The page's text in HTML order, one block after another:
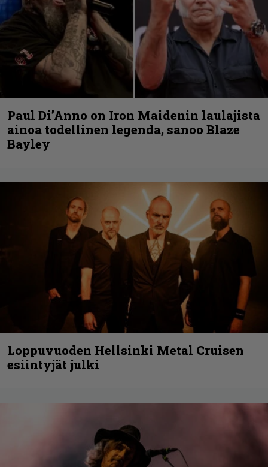
Paul Di’Anno on Iron Maidenin laulajista
ainoa todellinen legenda, sanoo Blaze
Bayley
Loppuvuoden Hellsinki Metal Cruisen
esiintyjät julki